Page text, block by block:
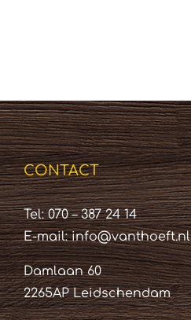
CONTACT
Tel: 070 – 387 24 14
E-mail:info@vanthoeft.nl
Damlaan 60
2265AP Leidschendam